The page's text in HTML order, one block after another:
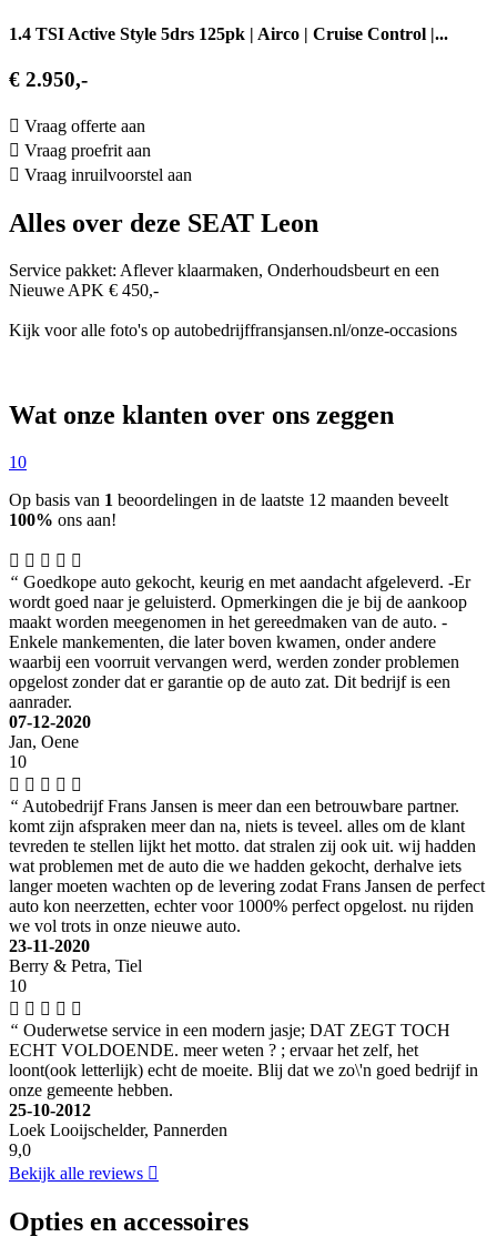
1.4 TSI Active Style 5drs 125pk | Airco | Cruise Control |...
€ 2.950,-
Vraag offerte aan
Vraag proefrit aan
Vraag inruilvoorstel aan
Alles over deze SEAT Leon
Service pakket: Aflever klaarmaken, Onderhoudsbeurt en een
Nieuwe APK € 450,-
Kijk voor alle foto's op autobedrijffransjansen.nl/onze-occasions
Wat onze klanten over ons zeggen
10
Op basis van 1 beoordelingen in de laatste 12 maanden beveelt
100% ons aan!
“ Goedkope auto gekocht, keurig en met aandacht afgeleverd. -Er
wordt goed naar je geluisterd. Opmerkingen die je bij de aankoop
maakt worden meegenomen in het gereedmaken van de auto. -
Enkele mankementen, die later boven kwamen, onder andere
waarbij een voorruit vervangen werd, werden zonder problemen
opgelost zonder dat er garantie op de auto zat. Dit bedrijf is een
aanrader.
07-12-2020
Jan, Oene
10
“ Autobedrijf Frans Jansen is meer dan een betrouwbare partner.
komt zijn afspraken meer dan na, niets is teveel. alles om de klant
tevreden te stellen lijkt het motto. dat stralen zij ook uit. wij hadden
wat problemen met de auto die we hadden gekocht, derhalve iets
langer moeten wachten op de levering zodat Frans Jansen de perfect
auto kon neerzetten, echter voor 1000% perfect opgelost. nu rijden
we vol trots in onze nieuwe auto.
23-11-2020
Berry & Petra, Tiel
10
“ Ouderwetse service in een modern jasje; DAT ZEGT TOCH
ECHT VOLDOENDE. meer weten ? ; ervaar het zelf, het
loont(ook letterlijk) echt de moeite. Blij dat we zo\'n goed bedrijf in
onze gemeente hebben.
25-10-2012
Loek Looijschelder, Pannerden
9,0
Bekijk alle reviews
Opties en accessoires